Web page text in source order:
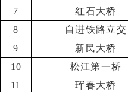
7
红石大桥
8
自进铁路立交
9
新民大桥
10
松江第一桥
11
珲春大桥